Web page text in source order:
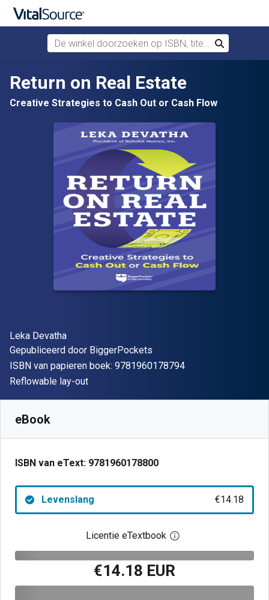
Verdergaan naar belangrijkste inhoud
De winkel doorzoeken op ISBN, titel of auteur
Zoek
Return on Real Estate
Creative Strategies to Cash Out or Cash Flow
Auteur(s)
Leka Devatha
Uitgever
Gepubliceerd door BiggerPockets
ISBN van papieren boek: 9781960178794"ISBN-13
Indeling
Reflowable lay-out
eBook
ISBN van eText: 9781960178800
Levenslang €14.18
Licentie eTextbook Open het
€14.18 EUR